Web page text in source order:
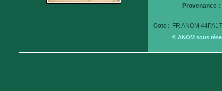
Provenance :
Cote : FR ANOM
© ANOM sous